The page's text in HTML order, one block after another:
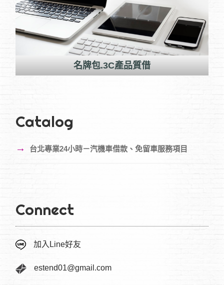
名牌包.3C產品質借
Catalog
→ 台北專業24小時－汽機車借款、免留車服務項目
Connect
加入Line好友
estend01@gmail.com